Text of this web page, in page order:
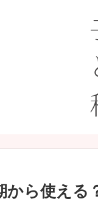
ら使える